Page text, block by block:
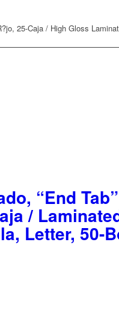
25-Caja / High Gloss
“End
/
Letter, 50-